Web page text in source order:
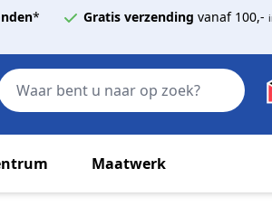
* Gratis verzending vanaf 100,-
Maatwerk